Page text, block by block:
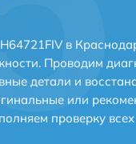
в
Проводим
детали и
или
проверку